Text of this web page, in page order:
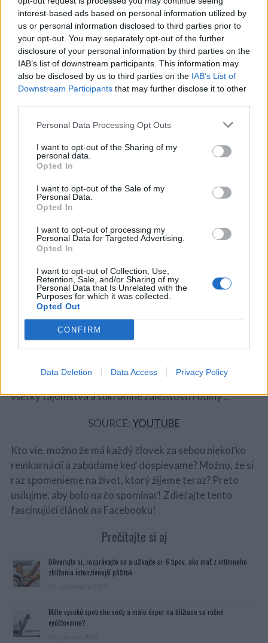
interest-based ads based on personal information utilized by
us or personal information disclosed to third parties prior to
your opt-out. You may separately opt-out of the further
disclosure of your personal information by third parties on the
IAB’s list of downstream participants. This information may
also be disclosed by us to third parties on the IAB’s List of
Downstream Participants that may further disclose it to other
Personal Data Processing Opt Outs
I want to opt-out of the Sharing of my
personal data.
Opted In
I want to opt-out of the Sale of my
Personal Data.
Opted In
I want to opt-out of processing my
Personal Data for Targeted Advertising.
Opted In
I want to opt-out of Collection, Use,
Retention, Sale, and/or Sharing of my
Personal Data that Is Unrelated with the
Purposes for which it was collected.
Opted Out
CONFIRM
Data Deletion Data Access Privacy Policy
Pamätala si, kde sa dokonca nachádza jaskyňa, v ktorej
bývala. Expertov zaviedla na miesto ďaleko od domova,
na ktorom nikdy predtým nebola. V rovnakej jaskyni
našiel pred 90 rokmi Robert Broom dôkazy o
prepojenie človeka s opicou – australopitekom!
Joey svoje príbehy rozprávala bez väčšej námahy a
zamyslenia – akoby sa všetko stalo len pred niekoľkými
dňami. Pamätala si, že kedysi bola otrokom v Egypte a
budovania dlažieb a ciest. To všetko predsa nemohlo 4-
ročné dievčatko vedieť.
Ďalším zaujímavým životom bol ten, v ktorom bola
prenasledovaným kresťanom v 1. storočí nášho
mudrcom ktorý bol pravdepodobne … Svätý Peter!
Joey tiež tvrdí, že bola vnučkou Paula Krugera,
prezidenta Juhoafrickej republiky. Mala 2 manželov a
10 detí. Všetky podrobnosti sa zhodovali a dokonca sa
ukázalo, že jedna z dcér je stále nažive a má 90 rokov.
Súhlasila a stretla sa s 5-ročným dievčatkom. Po dlhom
všetky tajomstvá a súkromné ​​záležitosti rodiny …
SOURCE: YOUTUBE
Kto vie, možno že má každý človek za sebou niekoľko
reinkarnácií a zabúdame keď dospievame? Možno, že si
raz spomenieme na život, ktorý žijeme teraz? Preto
usilujme, aby bolo na čo spomínať! Zdieľajte tento
fascinujúci článok na Facebooku!
Prečítajte si aj
Dôverujte si, rozprávajte sa a užívajte si: 6 tipov, ako mať z intímneho
zblíženia intenzívnejší pôžitok
Máte vysokú spotrebu vody a málo úspor na blížiace sa ročné
vyúčtovanie?
h
f
o
r
: